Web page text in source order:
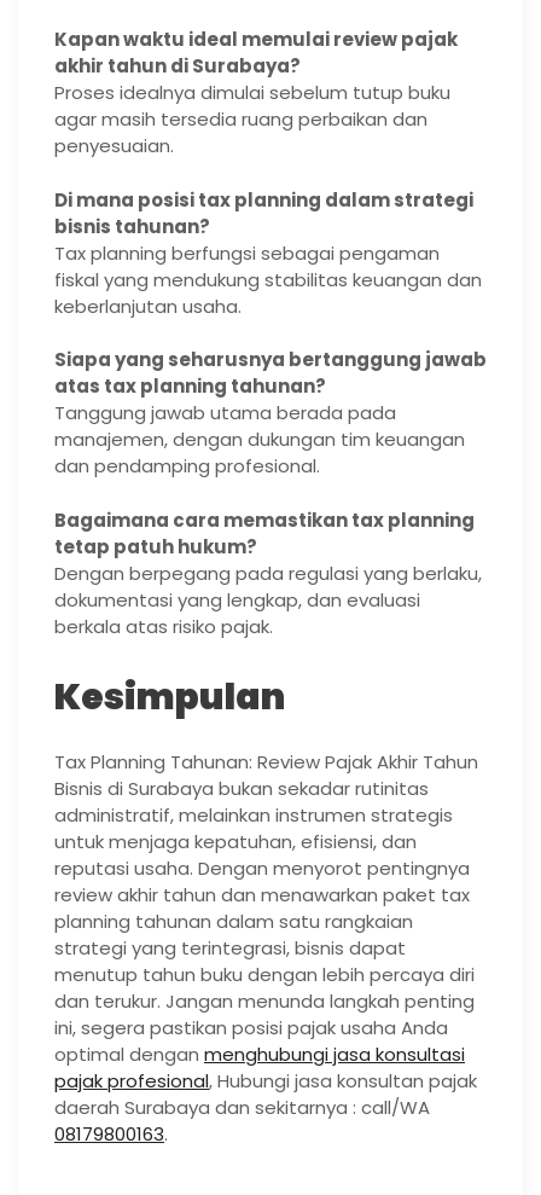
Kapan waktu ideal memulai review pajak
akhir tahun di Surabaya?
Proses idealnya dimulai sebelum tutup buku
agar masih tersedia ruang perbaikan dan
penyesuaian.
Di mana posisi tax planning dalam strategi
bisnis tahunan?
Tax planning berfungsi sebagai pengaman
fiskal yang mendukung stabilitas keuangan dan
keberlanjutan usaha.
Siapa yang seharusnya bertanggung jawab
atas tax planning tahunan?
Tanggung jawab utama berada pada
manajemen, dengan dukungan tim keuangan
dan pendamping profesional.
Bagaimana cara memastikan tax planning
tetap patuh hukum?
Dengan berpegang pada regulasi yang berlaku,
dokumentasi yang lengkap, dan evaluasi
berkala atas risiko pajak.
Kesimpulan
Tax Planning Tahunan: Review Pajak Akhir Tahun
Bisnis di Surabaya bukan sekadar rutinitas
administratif, melainkan instrumen strategis
untuk menjaga kepatuhan, efisiensi, dan
reputasi usaha. Dengan menyorot pentingnya
review akhir tahun dan menawarkan paket tax
planning tahunan dalam satu rangkaian
strategi yang terintegrasi, bisnis dapat
menutup tahun buku dengan lebih percaya diri
dan terukur. Jangan menunda langkah penting
ini, segera pastikan posisi pajak usaha Anda
optimal dengan menghubungi jasa konsultasi
pajak profesional, Hubungi jasa konsultan pajak
daerah Surabaya dan sekitarnya : call/WA
08179800163.